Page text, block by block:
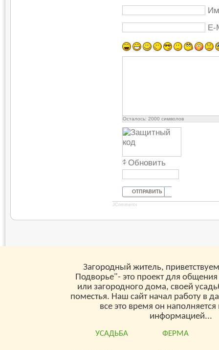
E-
Осталось: 2000 символов
Обновить
ОТПРАВИТЬ
JComments
Загородный житель,
Подворье"- это проект для
или загородного дома, своей
поместья. Наш сайт начал работу в
все это время он
информацией...
УСАДЬБА ФЕРМА